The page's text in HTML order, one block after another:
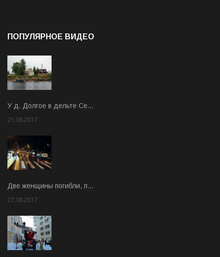
ПОПУЛЯРНОЕ ВИДЕО
У д. Долгое в дельте Се…
21.08.2017
Две женщины погибли, п…
27.08.2017